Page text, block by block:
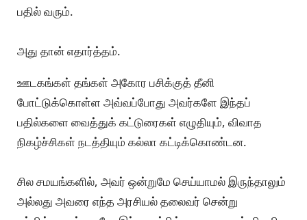
பதில் வரும்.
அது தான் எதார்த்தம்.
ஊடகங்கள் தங்கள் அகோர பசிக்குத் தீனி
போட்டுக்கொள்ள அவ்வப்போது அவர்களே இந்தப்
பதில்களை வைத்துக் கட்டுரைகள் எழுதியும், விவாத
நிகழ்ச்சிகள் நடத்தியும் கல்லா கட்டிக்கொண்டன.
சில சமயங்களில், அவர் ஒன்றுமே செய்யாமல் இருந்தாலும்
அல்லது அவரை எந்த அரசியல் தலைவர் சென்று